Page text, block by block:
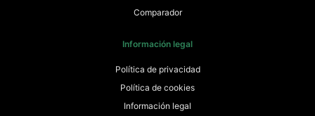
Comparador
Información legal
Política de privacidad
Política de cookies
Información legal